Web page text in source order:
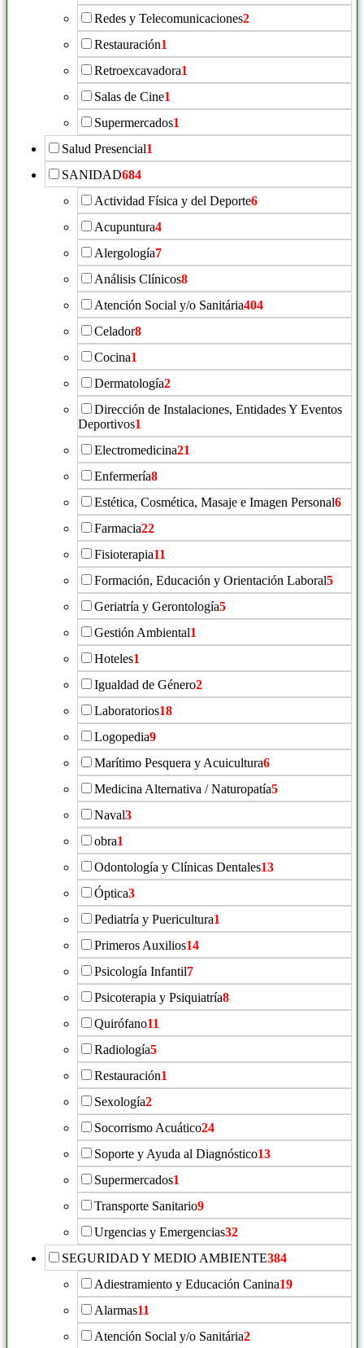
Redes y Telecomunicaciones2
Restauración1
Retroexcavadora1
Salas de Cine1
Supermercados1
Salud Presencial1
SANIDAD684
Actividad Física y del Deporte6
Acupuntura4
Alergología7
Análisis Clínicos8
Atención Social y/o Sanitária404
Celador8
Cocina1
Dermatología2
Dirección de Instalaciones, Entidades Y Eventos
Deportivos1
Electromedicina21
Enfermería8
Estética, Cosmética, Masaje e Imagen Personal6
Farmacia22
Fisioterapia11
Formación, Educación y Orientación Laboral5
Geriatría y Gerontología5
Gestión Ambiental1
Hoteles1
Igualdad de Género2
Laboratorios18
Logopedia9
Marítimo Pesquera y Acuicultura6
Medicina Alternativa / Naturopatía5
Naval3
obra1
Odontología y Clínicas Dentales13
Óptica3
Pediatría y Puericultura1
Primeros Auxilios14
Psicología Infantil7
Psicoterapia y Psiquiatría8
Quirófano11
Radiología5
Restauración1
Sexología2
Socorrismo Acuático24
Soporte y Ayuda al Diagnóstico13
Supermercados1
Transporte Sanitario9
Urgencias y Emergencias32
SEGURIDAD Y MEDIO AMBIENTE384
Adiestramiento y Educación Canina19
Alarmas11
Atención Social y/o Sanitária2